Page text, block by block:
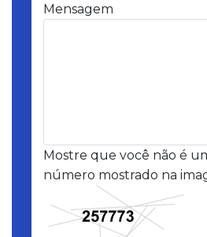
Mensagem
Mostre que você não é
número mostrado na